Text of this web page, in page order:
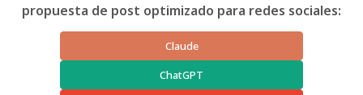
propuesta de post optimizado para redes sociales:
Claude
ChatGPT